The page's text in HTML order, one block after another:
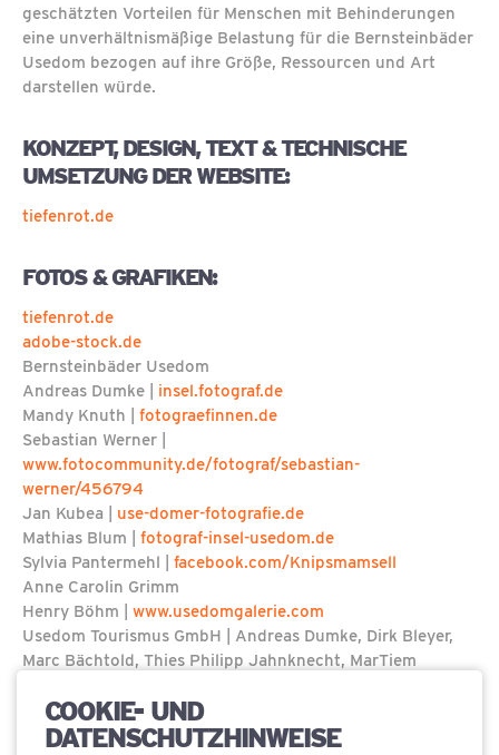
geschätzten Vorteilen für Menschen mit Behinderungen
eine unverhältnismäßige Belastung für die Bernsteinbäder
Usedom bezogen auf ihre Größe, Ressourcen und Art
darstellen würde.
KONZEPT, DESIGN, TEXT & TECHNISCHE
UMSETZUNG DER WEBSITE:
tiefenrot.de
FOTOS & GRAFIKEN:
tiefenrot.de
adobe-stock.de
Bernsteinbäder Usedom
Andreas Dumke | insel.fotograf.de
Mandy Knuth | fotograefinnen.de
Sebastian Werner |
www.fotocommunity.de/fotograf/sebastian-
werner/456794
Jan Kubea | use-domer-fotografie.de
Mathias Blum | fotograf-insel-usedom.de
Sylvia Pantermehl | facebook.com/Knipsmamsell
Anne Carolin Grimm
Henry Böhm |
www.usedomgalerie.com
Usedom Tourismus GmbH | Andreas Dumke, Dirk Bleyer,
Marc Bächtold, Thies Philipp Jahnknecht, MarTiem
Toni Schulz
David Kohlruss |davidkohlruss.de
COOKIE- UND
DATENSCHUTZHINWEISE